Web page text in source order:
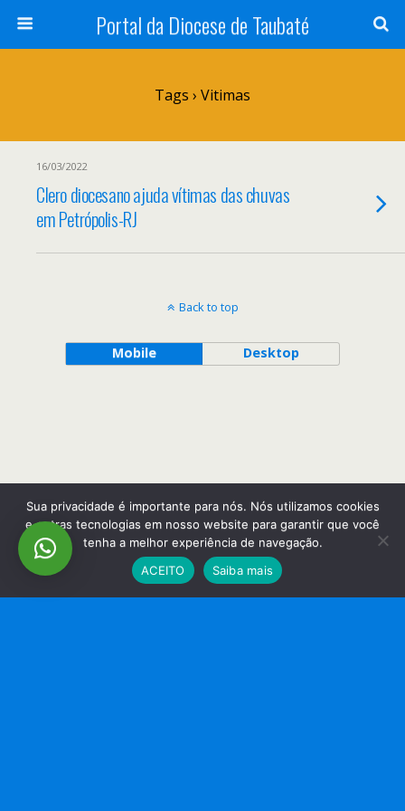
Portal da Diocese de Taubaté
Tags › Vitimas
16/03/2022
Clero diocesano ajuda vítimas das chuvas
em Petrópolis-RJ
Back to top
Mobile Desktop
Sua privacidade é importante para nós. Nós utilizamos cookies
e outras tecnologias em nosso website para garantir que você
tenha a melhor experiência de navegação.
ACEITO
Saiba mais